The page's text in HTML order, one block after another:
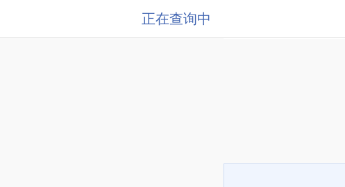
正在查询中